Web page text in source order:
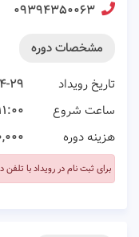
۰۹۳۹۴۳۵۰۰۶۳
مشخصات دوره
تاریخ رویداد
ساعت شروع
هزینه دوره
برای ثبت نام در رویداد با